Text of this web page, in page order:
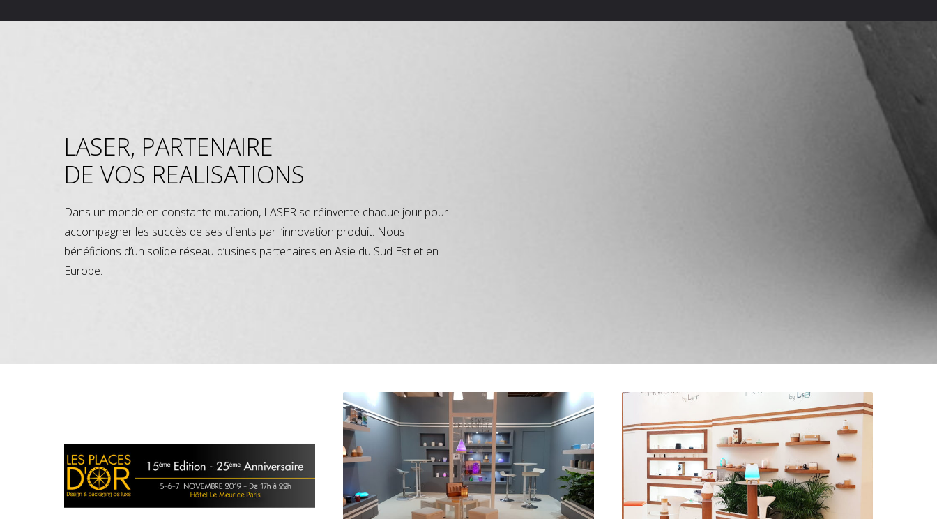
LASER, PARTENAIRE
DE VOS REALISATIONS
Dans un monde en constante mutation, LASER se réinvente chaque jour pour
accompagner les succès de ses clients par l’innovation produit. Nous
bénéficions d’un solide réseau d’usines partenaires en Asie du Sud Est et en
Europe.